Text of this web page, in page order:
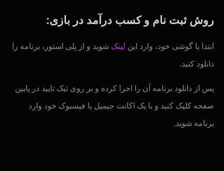
روش ثبت نام و کسب درآمد در بازی:
ابتدا با گوشی خود، وارد این لینک شوید و از پلی استور، برنامه را
دانلود کنید.
پس از دانلود برنامه آن را اجرا کرده و بر روی تیک تایید در پایین
صفحه کلیک کنید و با یک اکانت جیمیل یا فیسبوک خود وارد
برنامه شوید.